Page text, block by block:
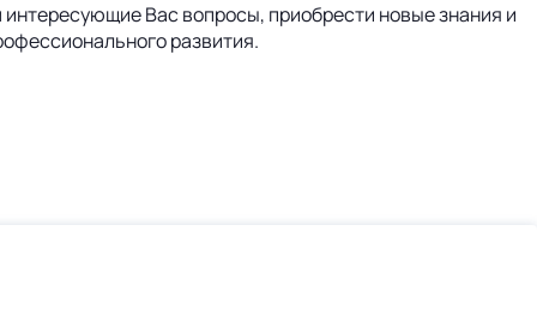
Вас вопросы, приобрести новые знания и
развития.